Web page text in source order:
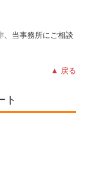
、当事務所にご相談
▲ 戻る
ト